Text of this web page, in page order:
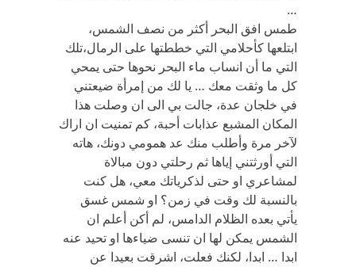
…
طمس افق البحر أكثر من نصف الشمس،
ابتلعها كأحلامي التي خططتها على الرمال،تلك
التي ما أن انساب ماء البحر نحوها حتى يمحي
كل ما وثقت معك … يا لك من إمرأة ضيعتني
في خلجان عدة، جالت بي الى ان وصلت هذا
المكان المشبع عذابات أحبة، كم تمنيت ان اراك
لآخر مرة وأطلب منك عد همومي دونك، هاته
التي أورثتني إياها ثم رحلتي دون مبالاة
لمشاعري او حتى لذكرياتك معي، هل كنت
بالنسبة لك وقت في زمن؟ او شمس غسق
يأتي بعده الظلام الدامس، لم أكن أعلم ان
الشمس يمكن لها ان تنسى ضياءها او تحيد عنه
ابدا … ابدا، لكنك فعلت، اشرقت بعيدا عن